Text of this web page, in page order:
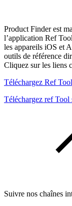
Product Finder est
l’application Ref
les appareils iOS et
outils de référence
Cliquez sur les liens
Téléchargez Ref
Téléchargez ref
Suivre nos chaînes